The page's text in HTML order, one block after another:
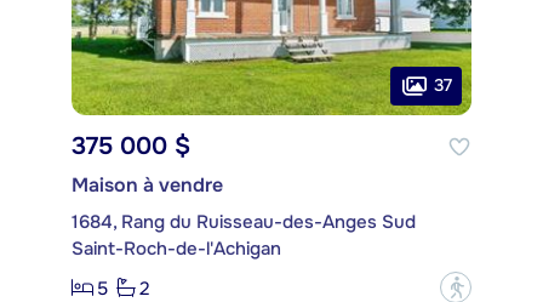
37
375 000 $
Maison à vendre
1684, Rang du Ruisseau-des-Anges Sud
Saint-Roch-de-l'Achigan
5
2 ?